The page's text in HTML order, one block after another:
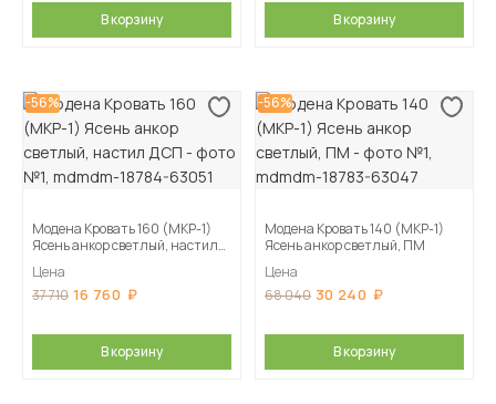
В корзину В корзину
-56%
Модена Кровать 160 (МКР-1)
Ясень анкор светлый, настил
Цена
37 710 16 760
В корзину
-56%
Модена Кровать 140 (МКР-1)
Ясень анкор светлый, ПМ
Цена
68 040 30 240
В корзину